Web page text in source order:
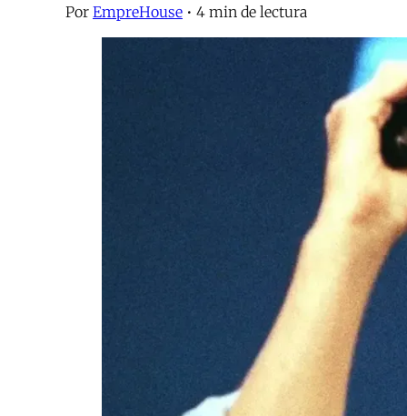
Por EmpreHouse • 4 min de lectura